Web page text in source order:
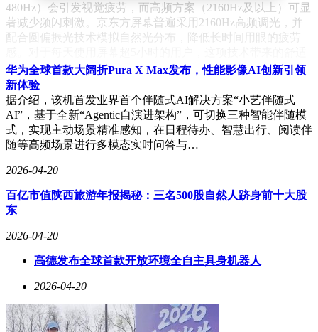
480Hz）会引发视觉疲劳，而高频方案（2160Hz及以上）可显
著减少频闪刺激。京东方屏幕普遍采用2160Hz高频调光，并
配合圆偏振光技术模拟自然光分布，降低长时间用眼的疲劳
度提升堪称“用过就回不去”。部分机型如真我GT8 Pro还引入
全局DC调光，进一步覆盖低亮度场景的护眼需求。
综合表现最均衡的机型是一加12。其6.82英寸京东方X1东方屏
通过DisplayMate A+认证，在色准、亮度均匀性等指标上刷新
纪录。2160Hz高频调光与硬件级低蓝光组合，暗光环境下阅
读体验舒适。LTPO 3.0技术实现1-120Hz无感切换，配合X1材
料的功耗优化，使2K屏续航表现接近传统1.5K机型。
显示品质与护眼均有高要求的用户。
东方X2材料与双栈串联架构，实现5000nit局部峰值亮度，配
合1-120Hz LTPO动态刷新，户外场景下内容清晰锐利。杜比
视界认证与10bit色深支持，让HDR视频呈现高光不过曝、暗
部有细节的视觉效果。16GB+512GB版本定价6499元，适合影
直屏爱好者可关注真我GT8 Pro。这款机型全球首发京东方
华为全球首款大阔折Pura X Max发布，性能影像AI创新引领
新体验
据介绍，该机首发业界首个伴随式AI解决方案“小艺伴随式
AI”，基于全新“Agentic自演进架构”，可切换三种智能伴随模
式，实现主动场景精准感知，在日程待办、智慧出行、阅读伴
随等高频场景进行多模态实时问答与…
2026-04-20
百亿市值陕西旅游年报揭秘：三名500股自然人跻身前十大股
东
2026-04-20
高德发布全球首款开放环境全自主具身机器人
2026-04-20